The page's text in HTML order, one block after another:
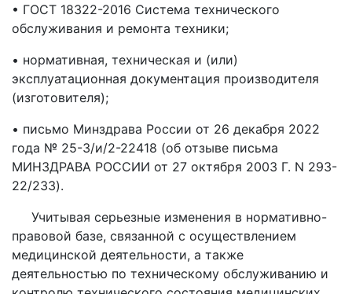
• ГОСТ 18322-2016 Система технического
обслуживания и ремонта техники;
• нормативная, техническая и (или)
эксплуатационная документация производителя
(изготовителя);
• письмо Минздрава России от 26 декабря 2022
года № 25-3/и/2-22418 (об отзыве письма
МИНЗДРАВА РОССИИ от 27 октября 2003 Г. N 293-
22/233).
Учитывая серьезные изменения в нормативно-
правовой базе, связанной с осуществлением
медицинской деятельности, а также
деятельностью по техническому обслуживанию и